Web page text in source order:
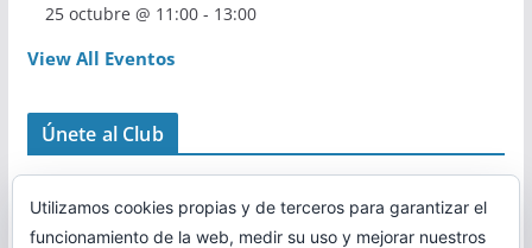
25 octubre @ 11:00- 13:00
View All Eventos
Únete al Club
Utilizamos cookies propias y de terceros para garantizar el
funcionamiento de la web, medir su uso y mejorar nuestros